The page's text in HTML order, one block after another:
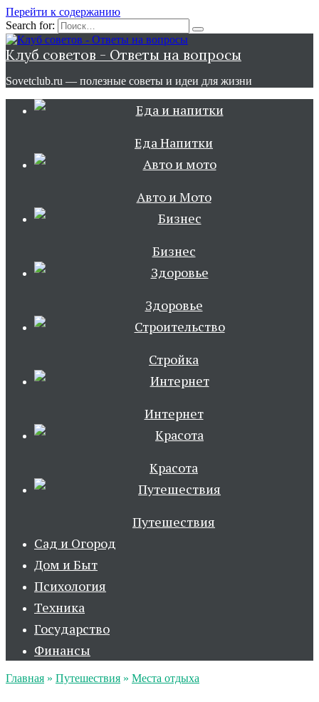
Перейти к содержанию
Search for:
Клуб советов - Ответы на вопросы
Sovetclub.ru — полезные советы и идеи для жизни
Еда Напитки
Авто и Мото
Бизнес
Здоровье
Стройка
Интернет
Красота
Путешествия
Сад и Огород
Дом и Быт
Психология
Техника
Государство
Финансы
Главная » Путешествия » Места отдыха